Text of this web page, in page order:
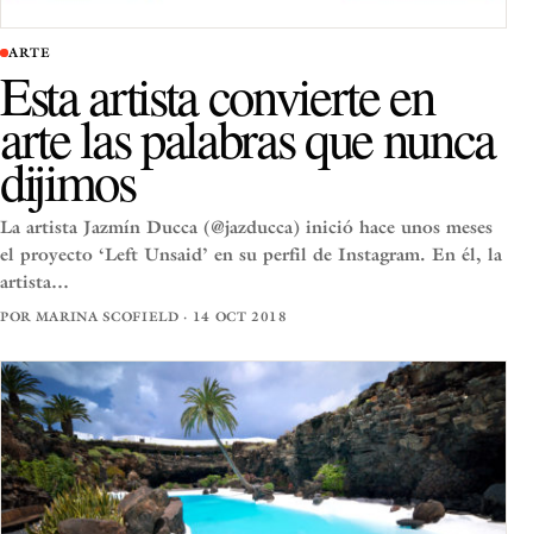
ARTE
Esta artista convierte en
arte las palabras que nunca
dijimos
La artista Jazmín Ducca (@jazducca) inició hace unos meses
el proyecto ‘Left Unsaid’ en su perfil de Instagram. En él, la
artista…
POR MARINA SCOFIELD · 14 OCT 2018